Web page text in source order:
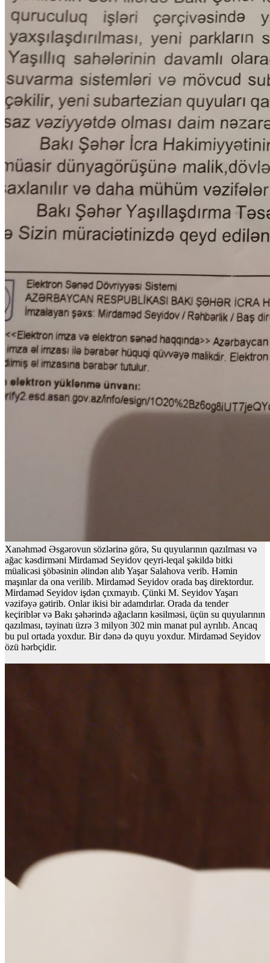
Xanəhməd Əsgərovun sözlərinə görə, Su quyularının qazılması və
ağac kəsdirməni Mirdaməd Seyidov qeyri-leqal şəkildə bitki
müalicəsi şöbəsinin əlindən alıb Yaşar Salahova verib. Həmin
maşınlar da ona verilib. Mirdaməd Seyidov orada baş direktordur.
Mirdaməd Seyidov işdən çıxmayıb. Çünki M. Seyidov Yaşarı
vəzifəyə gətirib. Onlar ikisi bir adamdırlar. Orada da tender
keçiriblər və Bakı şəhərində ağacların kəsilməsi, üçün su quyularının
qazılması, təyinatı üzrə 3 milyon 302 min manat pul ayrılıb. Ancaq
bu pul ortada yoxdur. Bir dənə də quyu yoxdur. Mirdaməd Seyidov
özü hərbçidir.